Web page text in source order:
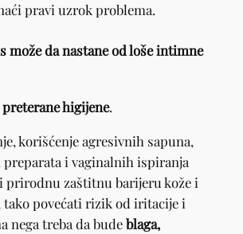
pravi uzrok problema.
može da nastane od loše intimne
preterane higijene.
korišćenje agresivnih sapuna,
i vaginalnih ispiranja
prirodnu zaštitnu barijeru kože i
tako povećati rizik od iritacije i
nega treba da budeblaga,